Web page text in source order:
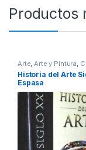
Productos
Arte,Arte y Pintura,
Sociales Dibujo y
Historia, Historia del
Profesionales y
Historia del Arte
Espasa